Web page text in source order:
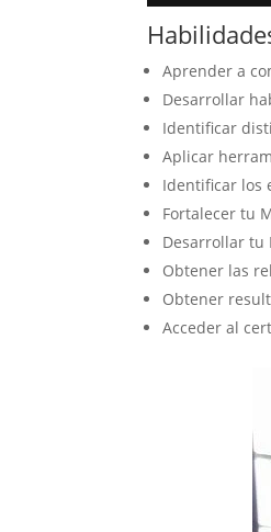
Aprender a
Desarrollar
Identificar
Aplicar
Identificar los
Fortalecer tu
Desarrollar tu
Obtener las
Obtener
Acceder al